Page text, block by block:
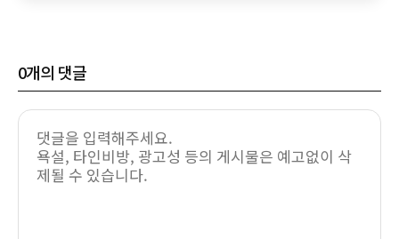
0개의 댓글